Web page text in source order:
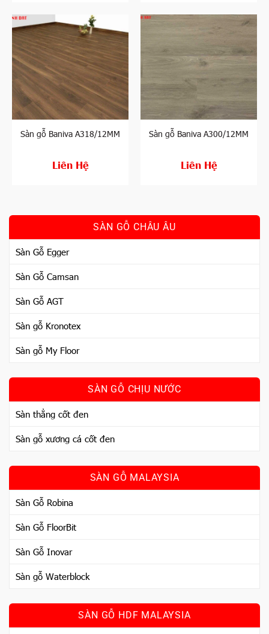
Sàn gỗ Baniva A318/12MM
Liên Hệ
Sàn gỗ Baniva A300/12MM
Liên Hệ
SÀN GỖ CHÂU ÂU
Sàn Gỗ Egger
Sàn Gỗ Camsan
Sàn Gỗ AGT
Sàn gỗ Kronotex
Sàn gỗ My Floor
SÀN GỖ CHỊU NƯỚC
Sàn thẳng cốt đen
Sàn gỗ xương cá cốt đen
SÀN GỖ MALAYSIA
Sàn Gỗ Robina
Sàn Gỗ FloorBit
Sàn Gỗ Inovar
Sàn gỗ Waterblock
SÀN GỖ HDF MALAYSIA